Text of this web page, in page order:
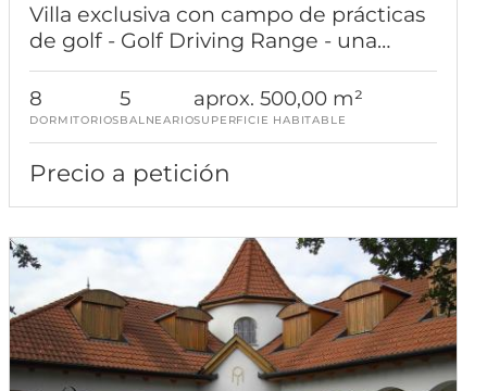
Villa exclusiva con campo de prácticas
de golf - Golf Driving Range - una
perfecta combinación entre tradición
y modernidad
8
DORMITORIOS
5
BALNEARIO
aprox. 500,00 m²
SUPERFICIE HABITABLE
Precio a petición